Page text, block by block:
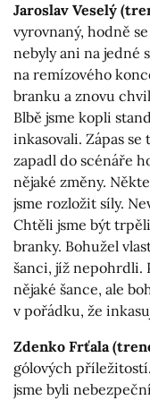
Jaroslav Veselý
vyrovnaný, hodně
nebyly ani na jedné
na remízového
branku a znovu
Blbě jsme kopli
inkasovali. Zápas
zapadl do scénáře
nějaké změny.
jsme rozložit síly.
Chtěli jsme být
branky. Bohužel
šanci, jíž nepohrdli.
nějaké šance, ale
v pořádku, že
Zdenko Frťala
gólových
jsme byli